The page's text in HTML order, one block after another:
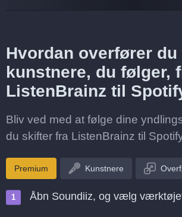
Hvordan overfører du
kunstnere, du følger,
ListenBrainz til
Bliv ved med at følge dine
du skifter fra ListenBrainz til
Premium Kunstnere
Åbn Soundiiz, og vælg